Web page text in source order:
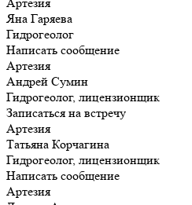
Яна Гаряева
Гидрогеолог
Написать сообщение
Артезия
Андрей Сумин
Гидрогеолог, лицензионщик
Записаться на встречу
Артезия
Татьяна Корчагина
Гидрогеолог, лицензионщик
Написать сообщение
Артезия